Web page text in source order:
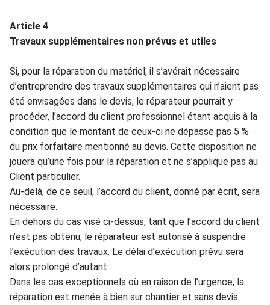
PIECES DETACHEES
CONTACT
Article 4
Travaux supplémentaires non prévus et utiles
Si, pour la réparation du matériel, il s’avérait nécessaire
d’entreprendre des travaux supplémentaires qui n’aient pas
été envisagées dans le devis, le réparateur pourrait y
procéder, l’accord du client professionnel étant acquis à la
condition que le montant de ceux-ci ne dépasse pas 5 %
du prix forfaitaire mentionné au devis. Cette disposition ne
jouera qu’une fois pour la réparation et ne s’applique pas au
Client particulier.
Au-delà, de ce seuil, l’accord du client, donné par écrit, sera
nécessaire.
En dehors du cas visé ci-dessus, tant que l’accord du client
n’est pas obtenu, le réparateur est autorisé à suspendre
l’exécution des travaux. Le délai d’exécution prévu sera
alors prolongé d’autant.
Dans les cas exceptionnels où en raison de l’urgence, la
réparation est menée à bien sur chantier et sans devis